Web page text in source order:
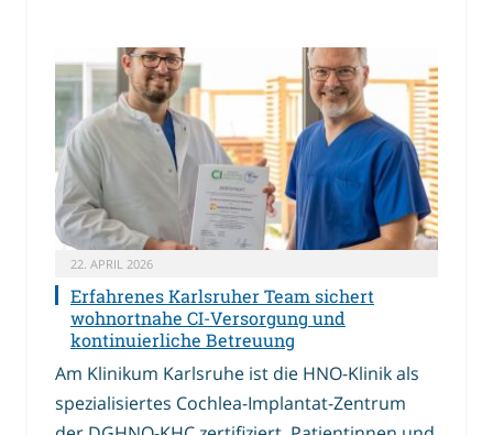
22. APRIL 2026
Erfahrenes Karlsruher Team sichert
wohnortnahe CI-Versorgung und
kontinuierliche Betreuung
Am Klinikum Karlsruhe ist die HNO-Klinik als
spezialisiertes Cochlea-Implantat-Zentrum